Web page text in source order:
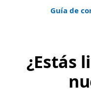
Guía de
¿Estás